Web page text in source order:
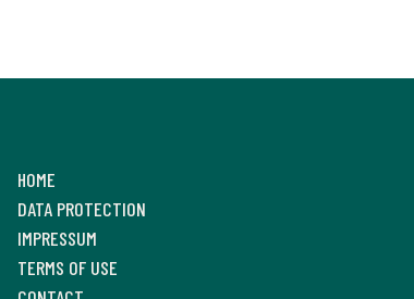
HOME
DATA PROTECTION
IMPRESSUM
TERMS OF USE